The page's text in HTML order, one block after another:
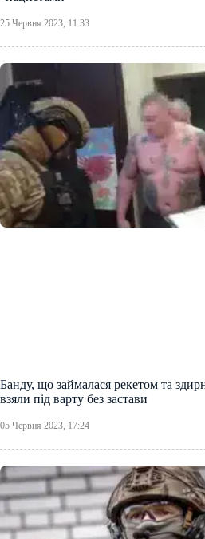
25 Червня 2023, 11:33
Банду, що займалася рекетом та
взяли під варту без застави
05 Червня 2023, 17:24